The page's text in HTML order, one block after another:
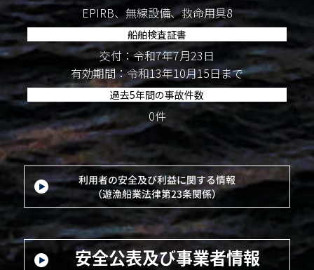
EPIRB、無線設備、救命用具8
船舶検査証書
交付：令和7年7月23日
有効期間：令和13年10月15日まで
過去5年間の事故件数
0件